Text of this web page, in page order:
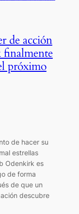
de acción
finalmente
próximo
de hacer su
estrellas
Odenkirk es
de forma
de que un
descubre